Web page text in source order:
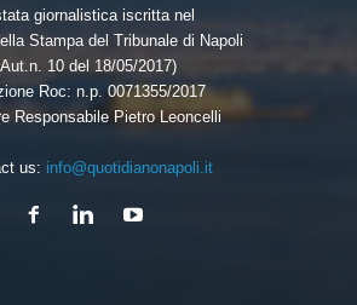
giornalistica iscritta nel
Stampa del Tribunale di Napoli
10 del 18/05/2017)
Roc: n.p. 0071355/2017
Responsabile Pietro Leoncelli
us: info@quotidianonapoli.it